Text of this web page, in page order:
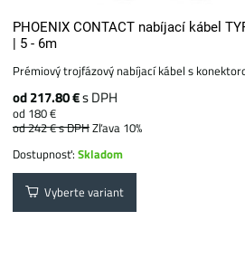
PHOENIX CONTACT nabíjací kábel
| 5 - 6m
Prémiový trojfázový nabíjací kábel s
od 217.80 €s DPH
od 180 €
od 242 €s DPHZľava 10%
Dostupnosť:Skladom
Vyberte variant